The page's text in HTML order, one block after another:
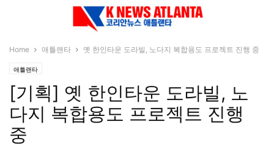
Home 애틀랜타 옛 한인타운 도라빌, 노다지 복합용도 프로젝트 진행 중
애틀랜타
[기획] 옛 한인타운 도라빌, 노
다지 복합용도 프로젝트 진행
중